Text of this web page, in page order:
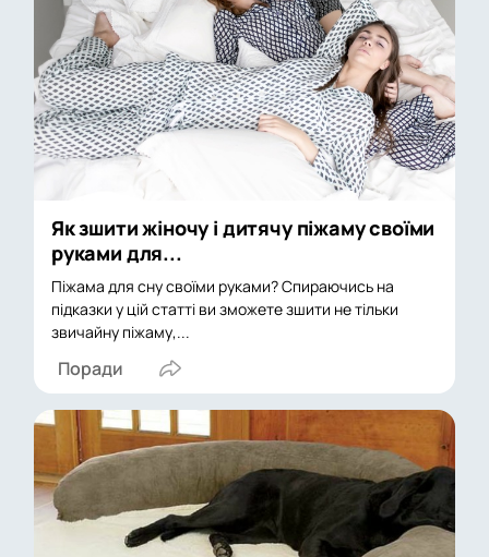
Як зшити жіночу і дитячу піжаму своїми
руками для...
Піжама для сну своїми руками? Спираючись на
підказки у цій статті ви зможете зшити не тільки
звичайну піжаму,...
Поради